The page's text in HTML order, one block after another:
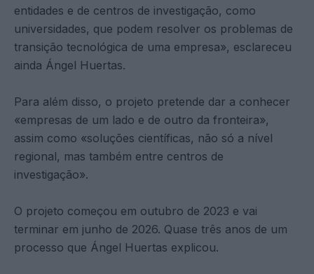
entidades e de centros de investigação, como
universidades, que podem resolver os problemas de
transição tecnológica de uma empresa», esclareceu
ainda Ángel Huertas.
Para além disso, o projeto pretende dar a conhecer
«empresas de um lado e de outro da fronteira»,
assim como «soluções científicas, não só a nível
regional, mas também entre centros de
investigação».
O projeto começou em outubro de 2023 e vai
terminar em junho de 2026. Quase três anos de um
processo que Ángel Huertas explicou.